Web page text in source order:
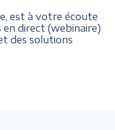
est à votre écoute
direct (webinaire)
des solutions